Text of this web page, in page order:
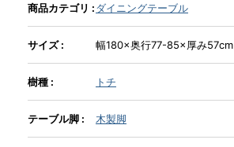
新入荷情報
納品事例
INFORMATION
商品カテゴリ :ダイニングテーブル
サイズ : 幅180×奥行77-85×厚み57cm
樹種 : トチ
テーブル脚 : 木製脚